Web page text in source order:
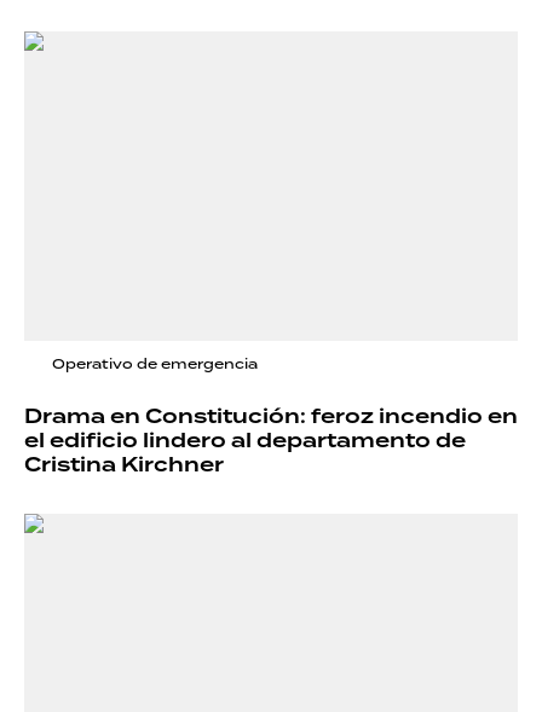
Operativo de emergencia
Drama en Constitución: feroz incendio en
el edificio lindero al departamento de
Cristina Kirchner